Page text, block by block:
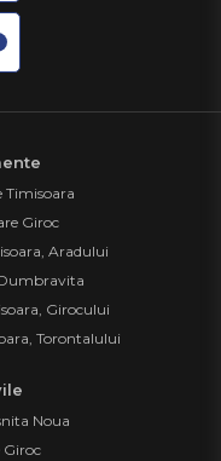
Timisoara
Giroc
Aradului
Girocului
Torontalului
Noua
Giroc